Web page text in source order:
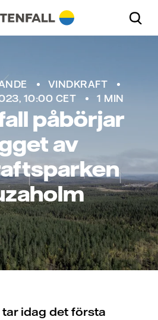
VINDKRAFT
10:00 CET
1 MIN
påbörjar
av
idag det första